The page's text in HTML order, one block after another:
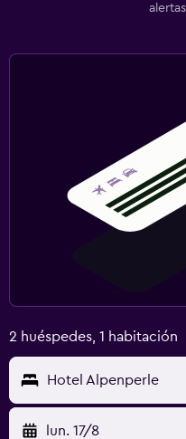
2 huéspedes, 1 habitación
Hotel Alpenperle
lun. 17/8